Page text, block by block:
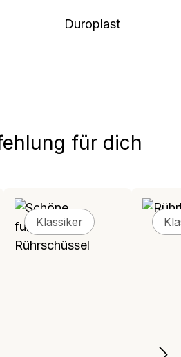
Duroplast
für dich
Klassiker
Klassiker